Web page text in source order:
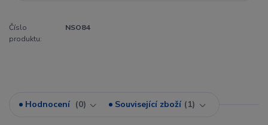
Číslo
produktu:
NSO84
Hodnocení 0 Související zboží 1